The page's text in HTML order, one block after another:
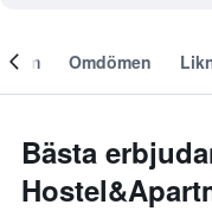
Om Omdömen
Bästa